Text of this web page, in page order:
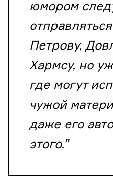
юмором
Петрову,
Хармсу, но
где могут
чужой
даже его
этого.”